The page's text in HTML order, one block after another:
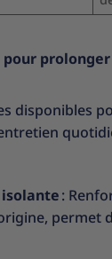
disponibles
:
permet